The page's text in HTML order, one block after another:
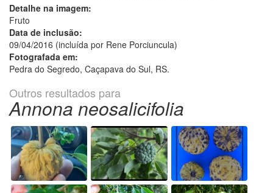
Detalhe na imagem:
Fruto
Data de inclusão:
09/04/2016 (incluída por Rene Porciuncula)
Fotografada em:
Pedra do Segredo, Caçapava do Sul, RS.
Outros resultados para
Annona neosalicifolia